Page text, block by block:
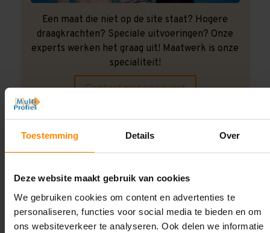
Toestemming Details Over
Deze website maakt gebruik van cookies
We gebruiken cookies om content en advertenties te
personaliseren, functies voor social media te bieden en om
ons websiteverkeer te analyseren. Ook delen we informatie
Een maat die niet op de site staat? Hogere
draagkrachten? Speciale uitvoeringen? Onze
experts werken het graag uit! Maatwerk is onze
specialiteit!
Contact met specialist
Montage uitbesteden?